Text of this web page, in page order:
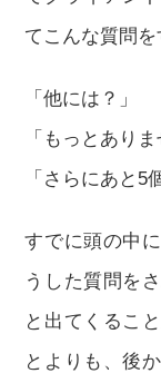
てこんな質問を
「他には？」
「もっとありま
「さらにあと5
すでに頭の中
うした質問を
と出てくるこ
とよりも、後